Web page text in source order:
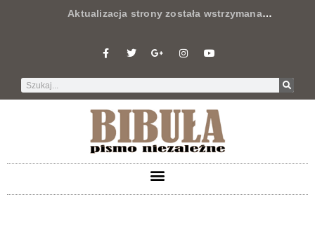
Aktualizacja strony została wstrzymana…